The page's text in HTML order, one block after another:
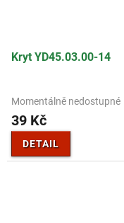
Kryt YD45.03.00-14
Momentálně nedostupné
39 Kč
DETAIL